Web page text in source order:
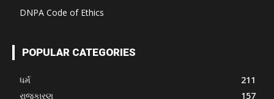
DNPA Code of Ethics
POPULAR CATEGORIES
ધર્મ
211
રાજકારણ
157